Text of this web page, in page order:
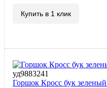
Купить в 1 клик
уд9883241
Горшок Кросс бук